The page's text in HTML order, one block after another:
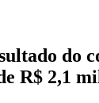
do
R$ 2,1